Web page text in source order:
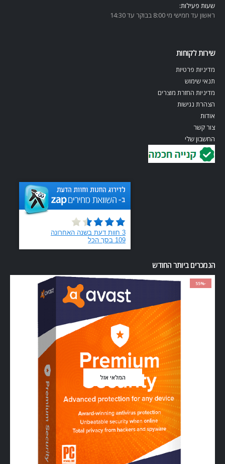
שעות פעילות:
ראשון עד חמישי מי 8:00 בבוקר עד 14:30
שירות לקוחות
מדיניות פרטיות
תנאי שימוש
מדיניות החזרת מוצרים
הצהרת נגישות
אודות
צור קשר
החשבון שלי
הנמכרים ביותר החודש
-55%
המלאי אזל